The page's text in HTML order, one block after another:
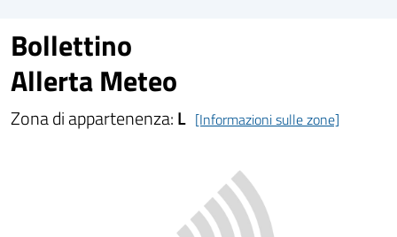
Bollettino
Allerta Meteo
Zona di appartenenza:L [Informazioni sulle zone]